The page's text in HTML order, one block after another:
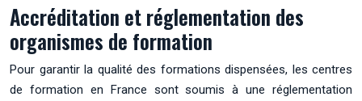
Accréditation et réglementation des
organismes de formation
Pour garantir la qualité des formations dispensées, les centres
de formation en France sont soumis à une réglementation